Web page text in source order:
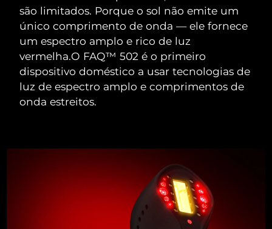
são limitados. Porque o sol não emite um
único comprimento de onda — ele fornece
um espectro amplo e rico de luz
vermelha.O FAQ™ 502 é o primeiro
dispositivo doméstico a usar tecnologias de
luz de espectro amplo e comprimentos de
onda estreitos.
Singapura Entrega prevista8/11/26
Eslováquia Entrega prevista
Eslovênia Entrega prevista
África do Sul
Entrega prevista
Entrega prevista
Entrega prevista